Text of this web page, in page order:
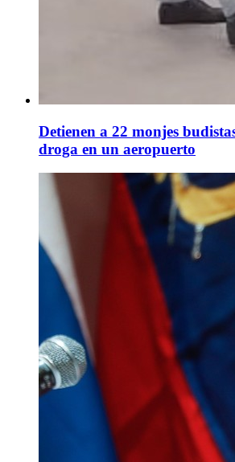
Detienen a 22 monjes
droga en un aeropuerto